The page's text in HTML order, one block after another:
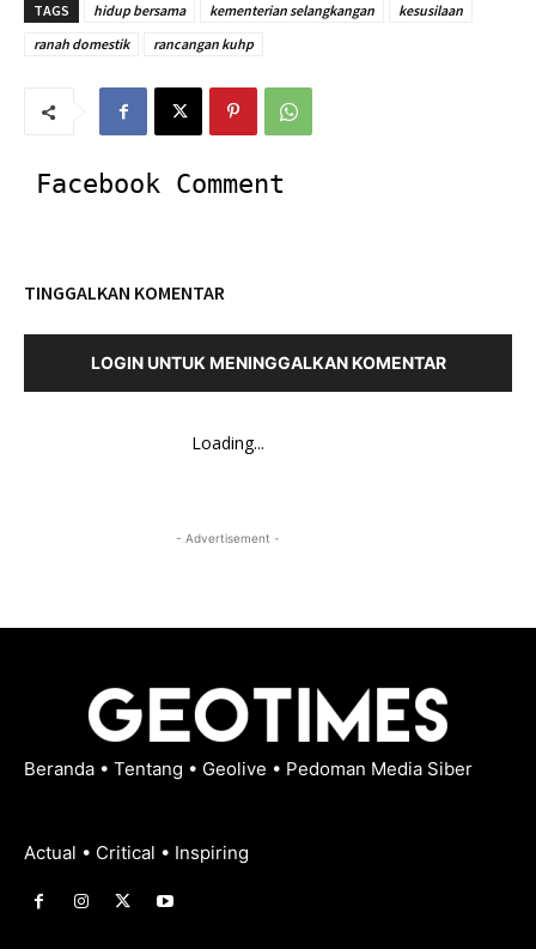
TAGS hidup bersama kementerian selangkangan
kesusilaan
ranah domestik
rancangan kuhp
Facebook Comment
TINGGALKAN KOMENTAR
LOGIN UNTUK MENINGGALKAN KOMENTAR
Loading...
- Advertisement -
Beranda • Tentang • Geolive • Pedoman Media Siber
Actual • Critical • Inspiring